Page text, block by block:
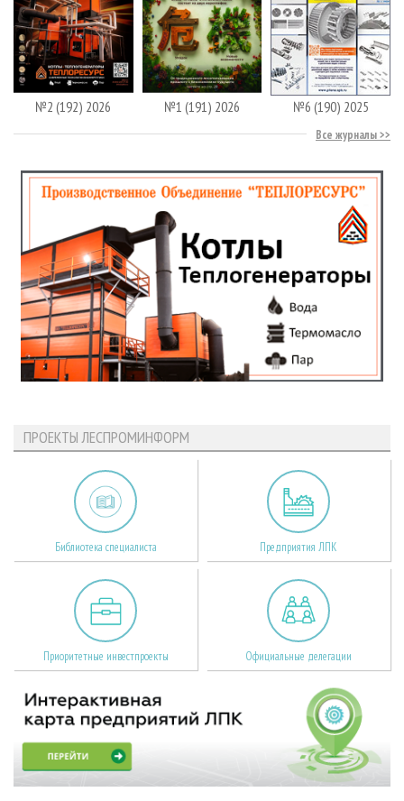
№2 (192) 2026 №1 (191) 2026 №6 (190) 2025
Все журналы
ПРОЕКТЫ ЛЕСПРОМИНФОРМ
Библиотека специалиста Предприятия ЛПК
Приоритетные инвестпроекты Официальные делегации